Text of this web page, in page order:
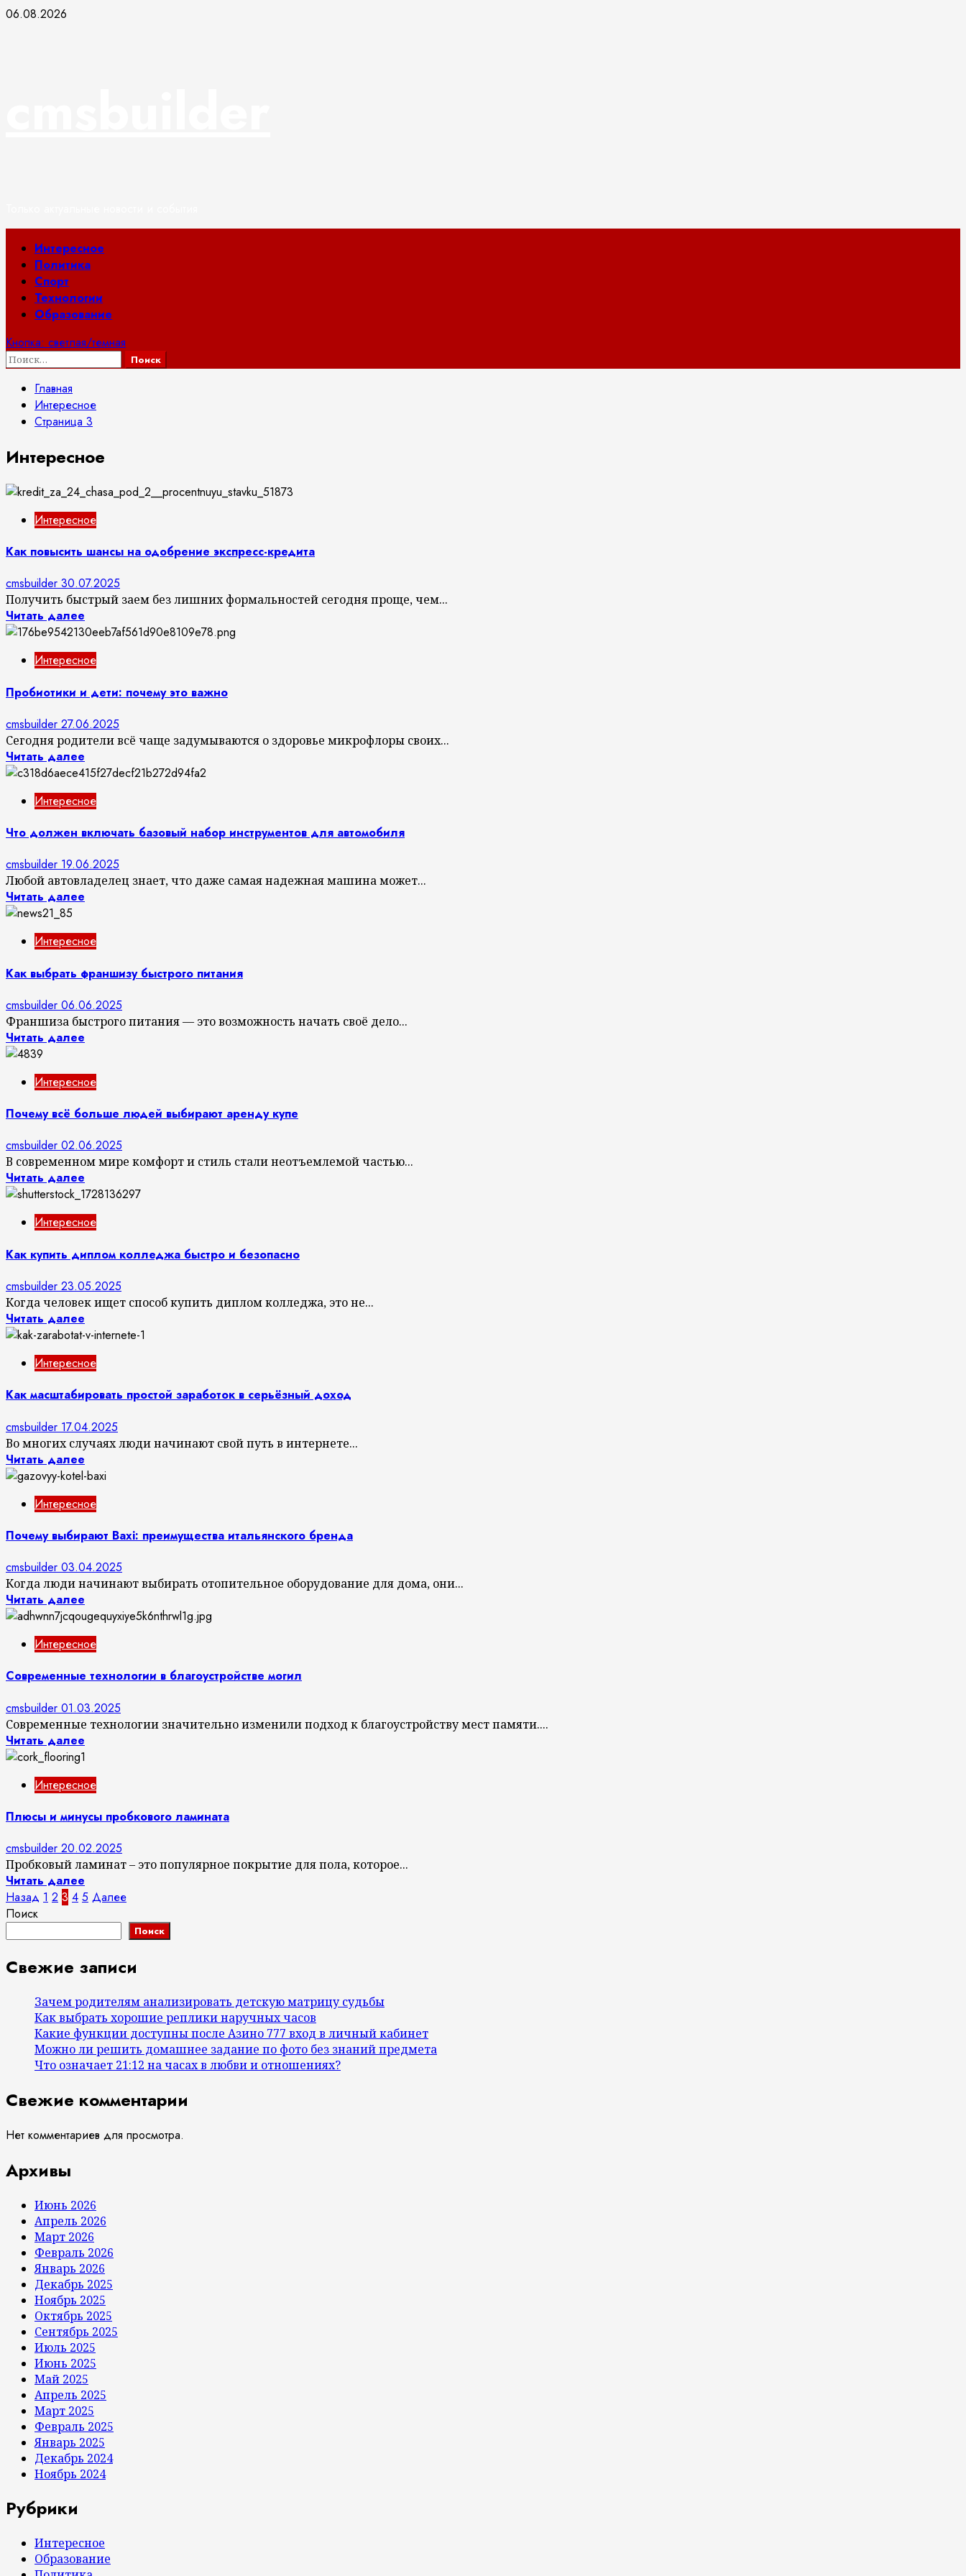
Перейти
06.08.2026
меню Интересное
Политика
Спорт
Технологии
Образование
Кнопка: светлая/темная
Найти:
Главная
Интересное
Страница 3
Интересное
Интересное
Как повысить шансы на одобрение экспресс-кредита
cmsbuilder 30.07.2025
Получить быстрый заем без лишних формальностей сегодня проще, чем...
Читать далее
Интересное
Пробиотики и дети: почему это важно
cmsbuilder 27.06.2025
Сегодня родители всё чаще задумываются о здоровье микрофлоры своих...
Читать далее
Интересное
Что должен включать базовый набор инструментов для автомобиля
cmsbuilder 19.06.2025
Любой автовладелец знает, что даже самая надежная машина может...
Читать далее
Интересное
Как выбрать франшизу быстрого питания
cmsbuilder 06.06.2025
Франшиза быстрого питания — это возможность начать своё дело...
Читать далее
Интересное
Почему всё больше людей выбирают аренду купе
cmsbuilder 02.06.2025
В современном мире комфорт и стиль стали неотъемлемой частью...
Читать далее
Интересное
Как купить диплом колледжа быстро и безопасно
cmsbuilder 23.05.2025
Когда человек ищет способ купить диплом колледжа, это не...
Читать далее
Интересное
Как масштабировать простой заработок в серьёзный доход
cmsbuilder 17.04.2025
Во многих случаях люди начинают свой путь в интернете...
Читать далее
Интересное
Почему выбирают Baxi: преимущества итальянского бренда
cmsbuilder 03.04.2025
Когда люди начинают выбирать отопительное оборудование для дома, они...
Читать далее
Интересное
Современные технологии в благоустройстве могил
cmsbuilder 01.03.2025
Современные технологии значительно изменили подход к благоустройству мест памяти....
Читать далее
Интересное
Плюсы и минусы пробкового ламината
cmsbuilder 20.02.2025
Пробковый ламинат – это популярное покрытие для пола, которое...
Читать далее
Пагинация
записей
Назад 1 2 3 4 5 Далее
Поиск
Поиск
Свежие записи
Зачем родителям анализировать детскую матрицу судьбы
Как выбрать хорошие реплики наручных часов
Какие функции доступны после Азино 777 вход в личный кабинет
Можно ли решить домашнее задание по фото без знаний предмета
Что означает 21:12 на часах в любви и отношениях?
Свежие комментарии
Нет комментариев для просмотра.
Архивы
Июнь 2026
Апрель 2026
Март 2026
Февраль 2026
Январь 2026
Декабрь 2025
Ноябрь 2025
Октябрь 2025
Сентябрь 2025
Июль 2025
Июнь 2025
Май 2025
Апрель 2025
Март 2025
Февраль 2025
Январь 2025
Декабрь 2024
Ноябрь 2024
Рубрики
Интересное
Образование